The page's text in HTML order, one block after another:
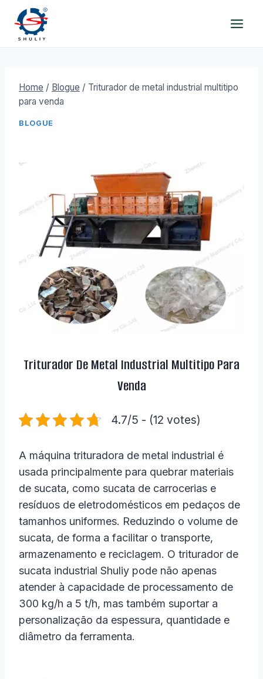
content
Home / Blogue / Triturador de metal industrial multitipo
para venda
BLOGUE
Triturador De Metal Industrial Multitipo Para
Venda
4.7/5 - (12 votes)
A máquina trituradora de metal industrial é
usada principalmente para quebrar materiais
de sucata, como sucata de carrocerias e
resíduos de eletrodomésticos em pedaços de
tamanhos uniformes. Reduzindo o volume de
sucata, de forma a facilitar o transporte,
armazenamento e reciclagem. O triturador de
sucata industrial Shuliy pode não apenas
atender à capacidade de processamento de
300 kg/h a 5 t/h, mas também suportar a
personalização da espessura, quantidade e
diâmetro da ferramenta.